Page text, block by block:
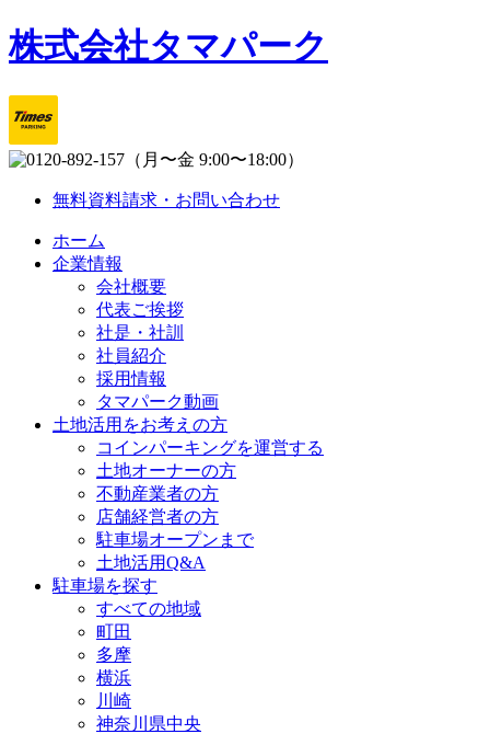
株式会社タマパーク
（月〜金 9:00〜18:00）
無料資料請求・お問い合わせ
ホーム
企業情報
会社概要
代表ご挨拶
社是・社訓
社員紹介
採用情報
タマパーク動画
土地活用をお考えの方
コインパーキングを運営する
土地オーナーの方
不動産業者の方
店舗経営者の方
駐車場オープンまで
土地活用Q&A
駐車場を探す
すべての地域
町田
多摩
横浜
川崎
神奈川県中央